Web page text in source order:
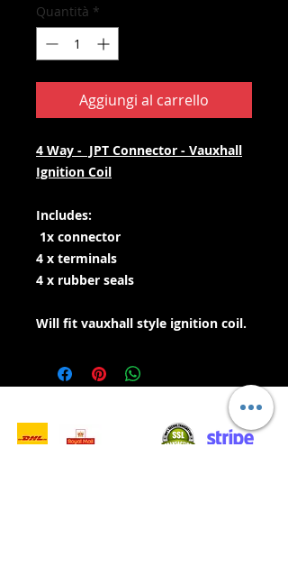
Quantità *
Aggiungi al carrello
4 Way - JPT Connector - Vauxhall
Ignition Coil
Includes:
1x connector
4 x terminals
4 x rubber seals
Will fit vauxhall style ignition coil.
Acquisti sicuri: